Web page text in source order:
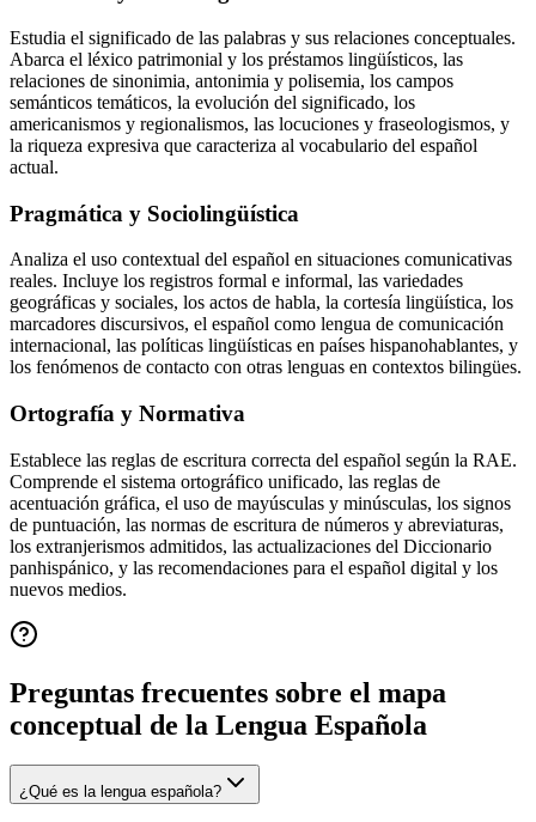
Estudia el significado de las palabras y sus relaciones conceptuales.
Abarca el léxico patrimonial y los préstamos lingüísticos, las
relaciones de sinonimia, antonimia y polisemia, los campos
semánticos temáticos, la evolución del significado, los
americanismos y regionalismos, las locuciones y fraseologismos, y
la riqueza expresiva que caracteriza al vocabulario del español
actual.
Pragmática y Sociolingüística
Analiza el uso contextual del español en situaciones comunicativas
reales. Incluye los registros formal e informal, las variedades
geográficas y sociales, los actos de habla, la cortesía lingüística, los
marcadores discursivos, el español como lengua de comunicación
internacional, las políticas lingüísticas en países hispanohablantes, y
los fenómenos de contacto con otras lenguas en contextos bilingües.
Ortografía y Normativa
Establece las reglas de escritura correcta del español según la RAE.
Comprende el sistema ortográfico unificado, las reglas de
acentuación gráfica, el uso de mayúsculas y minúsculas, los signos
de puntuación, las normas de escritura de números y abreviaturas,
los extranjerismos admitidos, las actualizaciones del Diccionario
panhispánico, y las recomendaciones para el español digital y los
nuevos medios.
Preguntas frecuentes sobre el mapa
conceptual de la Lengua Española
¿Qué es la lengua española?